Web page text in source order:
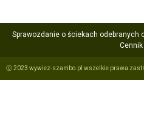
Sprawozdanie o ściekach odebranych
Cennik
ⓒ 2023 wywiez-szambo.pl wszelkie prawa